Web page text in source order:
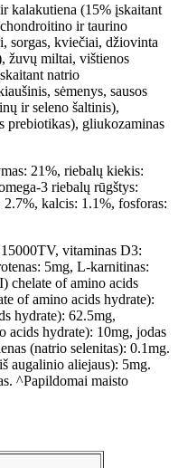
kalakutiena (15% įskaitant
ir taurino
sorgas, kviečiai, džiovinta
žuvų miltai, vištienos
natrio
sėmenys, sausos
ir seleno šaltinis),
prebiotikas), gliukozaminas
21%, riebalų kiekis:
3 riebalų rūgštys:
kalcis: 1.1%, fosforas:
vitaminas D3:
5mg, L-karnitinas:
chelate of amino acids
of amino acids hydrate):
hydrate): 62.5mg,
acids hydrate): 10mg, jodas
(natrio selenitas): 0.1mg.
augalinio aliejaus): 5mg.
^Papildomai maisto